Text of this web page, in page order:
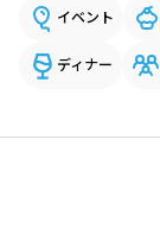
イベント
ディナー